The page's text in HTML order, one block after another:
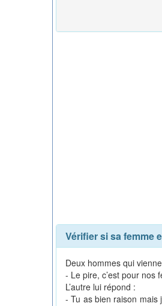
Vérifier si sa femme
Deux hommes qui
- Le pire, c’est pour nos
L’autre lui répond :
- Tu as bien raison mais